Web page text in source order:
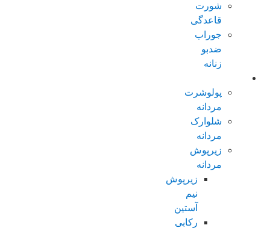
شورت
قاعدگی
جوراب
ضدبو
زنانه
پولوشرت
مردانه
شلوارک
مردانه
زیرپوش
مردانه
زیرپوش
نیم
آستین
رکابی